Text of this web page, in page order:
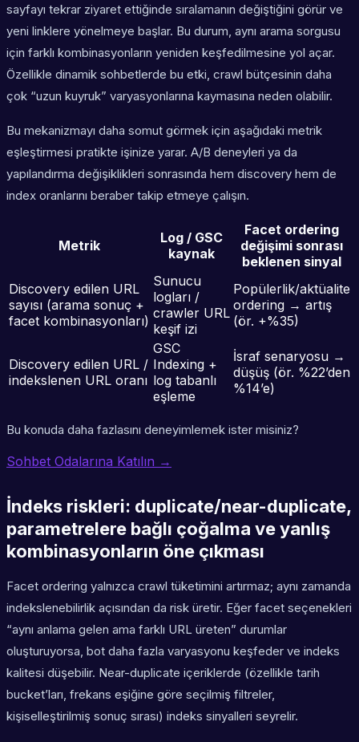
sayfayı tekrar ziyaret ettiğinde sıralamanın değiştiğini görür ve
yeni linklere yönelmeye başlar. Bu durum, aynı arama sorgusu
için farklı kombinasyonların yeniden keşfedilmesine yol açar.
Özellikle dinamik sohbetlerde bu etki, crawl bütçesinin daha
çok “uzun kuyruk” varyasyonlarına kaymasına neden olabilir.
Bu mekanizmayı daha somut görmek için aşağıdaki metrik
eşleştirmesi pratikte işinize yarar. A/B deneyleri ya da
yapılandırma değişiklikleri sonrasında hem discovery hem de
index oranlarını beraber takip etmeye çalışın.
Metrik
Log / GSC
kaynak
Facet ordering
değişimi sonrası
beklenen sinyal
Discovery edilen URL
sayısı (arama sonuç +
facet kombinasyonları)
Sunucu
logları /
crawler URL
keşif izi
Popülerlik/aktüalite
ordering → artış
(ör. +%35)
Discovery edilen URL /
indekslenen URL oranı
GSC
Indexing +
log tabanlı
eşleme
İsraf senaryosu →
düşüş (ör. %22’den
%14’e)
Bu konuda daha fazlasını deneyimlemek ister misiniz?
Sohbet Odalarına Katılın →
İndeks riskleri: duplicate/near-duplicate,
parametrelere bağlı çoğalma ve yanlış
kombinasyonların öne çıkması
Facet ordering yalnızca crawl tüketimini artırmaz; aynı zamanda
indekslenebilirlik açısından da risk üretir. Eğer facet seçenekleri
“aynı anlama gelen ama farklı URL üreten” durumlar
oluşturuyorsa, bot daha fazla varyasyonu keşfeder ve indeks
kalitesi düşebilir. Near-duplicate içeriklerde (özellikle tarih
bucket’ları, frekans eşiğine göre seçilmiş filtreler,
kişiselleştirilmiş sonuç sırası) indeks sinyalleri seyrelir.